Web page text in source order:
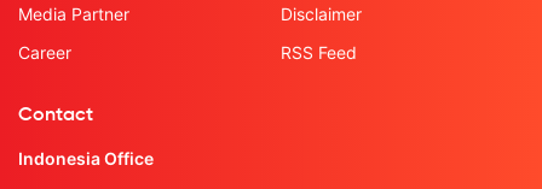
Media Partner
Career
Disclaimer
RSS Feed
Contact
Indonesia Office